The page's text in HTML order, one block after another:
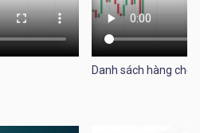
Danh sách hàng chờ